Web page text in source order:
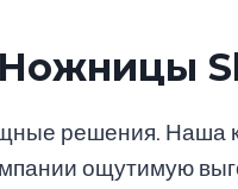
решения. Наша
ощутимую